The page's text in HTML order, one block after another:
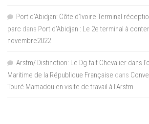
Port d'Abidjan: Côte d’Ivoire Terminal
parc dans Port d’Abidjan : Le 2e terminal à
novembre2022
Arstm/ Distinction: Le Dg fait Chevalier dans
Maritime de la République Française dans
Touré Mamadou en visite de travail à l’Arstm